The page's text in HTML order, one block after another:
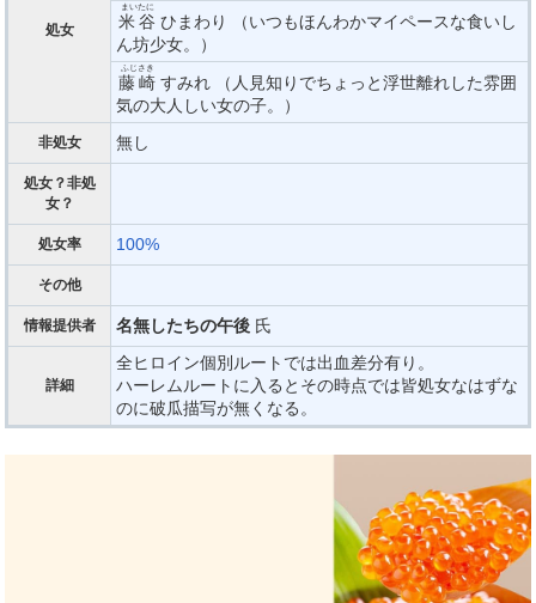
処女
米谷
まいたに
ひまわり （いつもほんわかマイペースな食いし
ん坊少女。）
藤崎
ふじさき
すみれ （人見知りでちょっと浮世離れした雰囲
気の大人しい女の子。）
非処女 無し
処女？非処
女？
処女率 100%
その他
情報提供者 名無したちの午後 氏
詳細
全ヒロイン個別ルートでは出血差分有り。
ハーレムルートに入るとその時点では皆処女なはずな
のに破瓜描写が無くなる。